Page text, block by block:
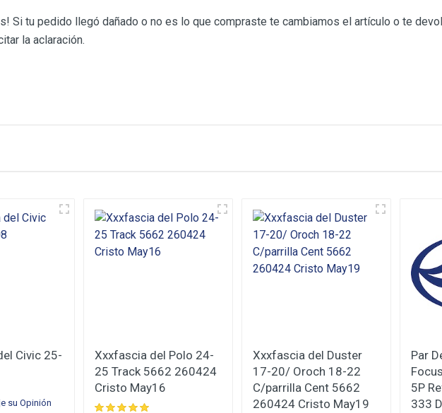
Si tu pedido llegó dañado o no es lo que compraste te cambiamos el artículo o te
la aclaración.
Su E-Mail
Civic 25-
su Opinión
Xxxfascia del Polo 24-
25 Track 5662 260424
Cristo May16
Xxxfascia del Duster
17-20/ Oroch 18-22
C/parrilla Cent 5662
260424 Cristo May19
Par
5P
333